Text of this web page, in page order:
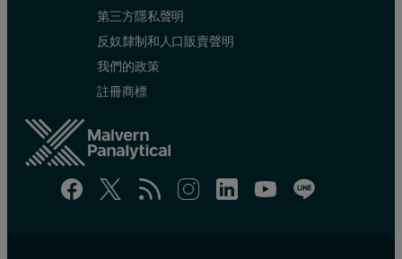
第三方隱私聲明
反奴隸制和人口販賣聲明
我們的政策
註冊商標